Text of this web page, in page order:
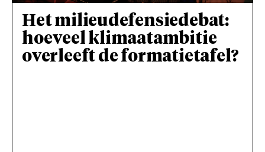
Het milieudefensiedebat:
hoeveel klimaatambitie
overleeft de formatietafel?